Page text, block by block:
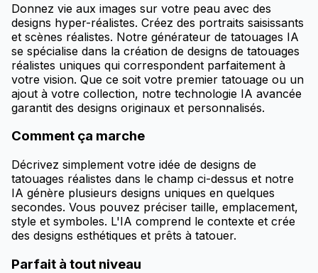
Donnez vie aux images sur votre peau avec des
designs hyper-réalistes. Créez des portraits saisissants
et scènes réalistes. Notre générateur de tatouages IA
se spécialise dans la création de designs de tatouages
réalistes uniques qui correspondent parfaitement à
votre vision. Que ce soit votre premier tatouage ou un
ajout à votre collection, notre technologie IA avancée
garantit des designs originaux et personnalisés.
Comment ça marche
Décrivez simplement votre idée de designs de
tatouages réalistes dans le champ ci-dessus et notre
IA génère plusieurs designs uniques en quelques
secondes. Vous pouvez préciser taille, emplacement,
style et symboles. L'IA comprend le contexte et crée
des designs esthétiques et prêts à tatouer.
Parfait à tout niveau